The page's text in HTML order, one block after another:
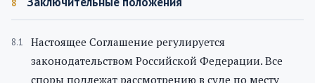
8
Настоящее Соглашение регулируется
законодательством Российской Федерации. Все
споры подлежат рассмотрению в суде по месту